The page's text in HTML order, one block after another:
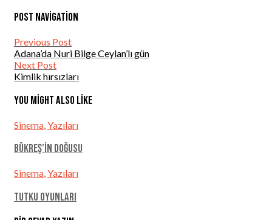
Post navigation
Previous Post
Adana’da Nuri Bilge Ceylan’lı gün
Next Post
Kimlik hırsızları
You might also like
Sinema Yazıları
Bükreş’in Doğusu
Sinema,Yazıları
Tutku Oyunları